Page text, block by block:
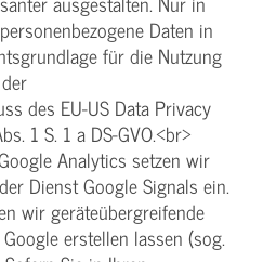
Daten in
für die Nutzung
des EU-US Data Privacy
1 S. 1 a DS-GVO.<br>
Analytics setzen wir
Dienst Google Signals ein.
wir geräteübergreifende
erstellen lassen (sog.